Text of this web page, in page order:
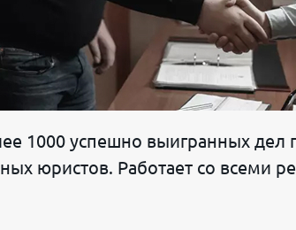
1000 успешно выигранных дел
юристов. Работает со всеми